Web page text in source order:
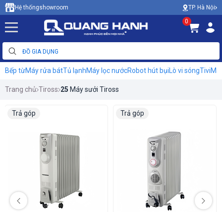
Hệ thốngshowroom TP. Hà Nội
0
Bếp từMáy rửa bátTủ lạnhMáy lọc nướcRobot hút bụiLò vi sóngTivi
Trang chủ Tiross 25 Máy sưởi Tiross
Trả góp Trả góp